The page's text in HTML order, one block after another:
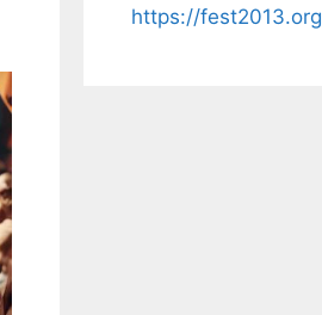
https://fest2013.org